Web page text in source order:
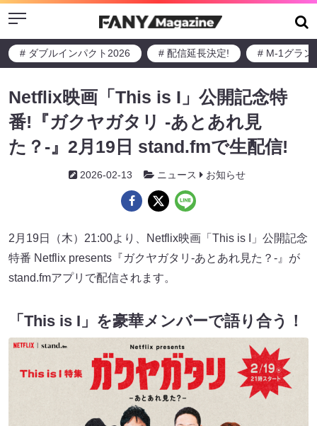
Menu
# ダブルインパクト2026 # 配信延長決定! # M-1グラン
Netflix映画「This is I」公開記念特
番!『ガクヤガタリ -あとあれ見
た？-』2月19日 stand.fmで生配信!
2026-02-13 ニュース お知らせ
2月19日（木）21:00より、Netflix映画「This is I」公開記念
特番 Netflix presents『ガクヤガタリ-あとあれ見た？-』が
stand.fmアプリで配信されます。
「This is I」を豪華メンバーで語り合う！